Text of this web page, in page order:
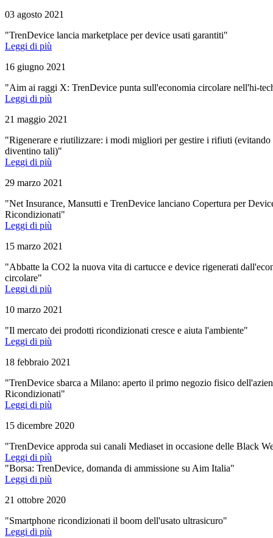
03 agosto 2021
"TrenDevice lancia marketplace per device usati garantiti"
Leggi di più
16 giugno 2021
"Aim ai raggi X: TrenDevice punta sull'economia circolare nell'hi-
Leggi di più
21 maggio 2021
"Rigenerare e riutilizzare: i modi migliori per gestire i rifiuti (evitando
diventino tali)"
Leggi di più
29 marzo 2021
"Net Insurance, Mansutti e TrenDevice lanciano Copertura per
Ricondizionati"
Leggi di più
15 marzo 2021
"Abbatte la CO2 la nuova vita di cartucce e device rigenerati
circolare"
Leggi di più
10 marzo 2021
"Il mercato dei prodotti ricondizionati cresce e aiuta l'ambiente"
Leggi di più
18 febbraio 2021
"TrenDevice sbarca a Milano: aperto il primo negozio fisico
Ricondizionati"
Leggi di più
15 dicembre 2020
"TrenDevice approda sui canali Mediaset in occasione delle Black
Leggi di più
"Borsa: TrenDevice, domanda di ammissione su Aim Italia"
Leggi di più
21 ottobre 2020
"Smartphone ricondizionati il boom dell'usato ultrasicuro"
Leggi di più